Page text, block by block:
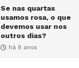
Se nas quartas
usamos rosa, o que
devemos usar nos
outros dias?
há 8 anos